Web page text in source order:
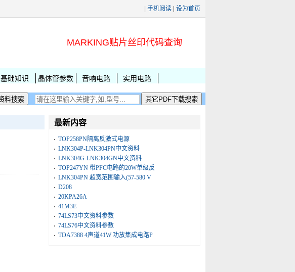
手机阅读 设为首页
MARKING贴片丝印代码查询
基础知识 晶体管参数 音响电路 实用电路
最新内容
TOP258PN隔离反激式电源
LNK304P-LNK304PN中文资料
LNK304G-LNK304GN中文资料
TOP247YN 带PFC电路的20W单级反
LNK304PN 超宽范围输入(57-580 V
D208
20KPA26A
41M3E
74LS73中文资料参数
74LS76中文资料参数
TDA7388 4声道41W 功放集成电路P